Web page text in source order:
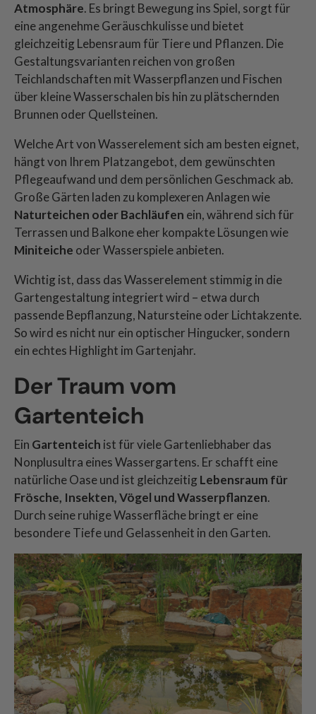
Atmosphäre. Es bringt Bewegung ins Spiel, sorgt für
eine angenehme Geräuschkulisse und bietet
gleichzeitig Lebensraum für Tiere und Pflanzen. Die
Gestaltungsvarianten reichen von großen
Teichlandschaften mit Wasserpflanzen und Fischen
über kleine Wasserschalen bis hin zu plätschernden
Brunnen oder Quellsteinen.
Welche Art von Wasserelement sich am besten eignet,
hängt von Ihrem Platzangebot, dem gewünschten
Pflegeaufwand und dem persönlichen Geschmack ab.
Große Gärten laden zu komplexeren Anlagen wie
Naturteichen oder Bachläufen ein, während sich für
Terrassen und Balkone eher kompakte Lösungen wie
Miniteiche oder Wasserspiele anbieten.
Wichtig ist, dass das Wasserelement stimmig in die
Gartengestaltung integriert wird – etwa durch
passende Bepflanzung, Natursteine oder Lichtakzente.
So wird es nicht nur ein optischer Hingucker, sondern
ein echtes Highlight im Gartenjahr.
Der Traum vom
Gartenteich
Ein Gartenteich ist für viele Gartenliebhaber das
Nonplusultra eines Wassergartens. Er schafft eine
natürliche Oase und ist gleichzeitig Lebensraum für
Frösche, Insekten, Vögel und Wasserpflanzen.
Durch seine ruhige Wasserfläche bringt er eine
besondere Tiefe und Gelassenheit in den Garten.